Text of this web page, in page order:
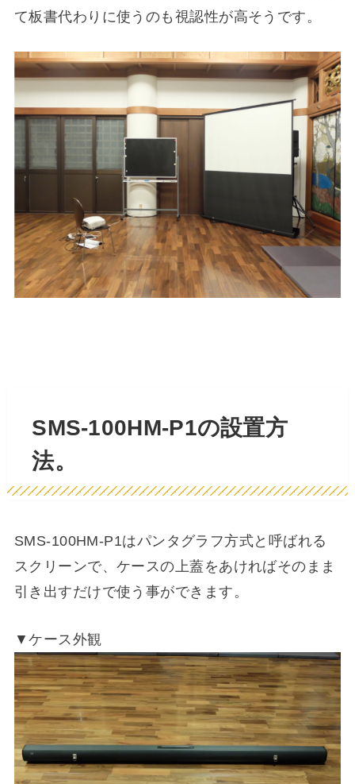
て板書代わりに使うのも視認性が高そうです。
SMS-100HM-P1の設置方
法。
SMS-100HM-P1はパンタグラフ方式と呼ばれる
スクリーンで、ケースの上蓋をあければそのまま
引き出すだけで使う事ができます。
▼ケース外観